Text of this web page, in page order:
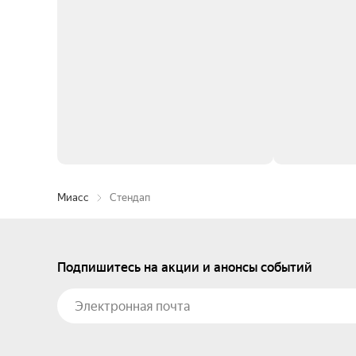
Миасс Стендап
Подпишитесь на акции и анонсы событий